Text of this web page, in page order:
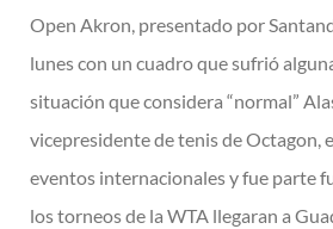
Open Akron, presentado por
lunes con un cuadro que sufrió
situación que considera “normal”
vicepresidente de tenis de Octagon,
eventos internacionales y fue parte
los torneos de la WTA llegaran a